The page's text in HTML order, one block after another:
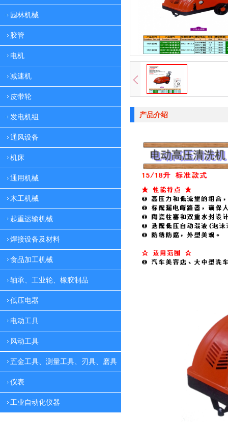
园林机械
胶管
电机
减速机
皮带轮
发电机组
通风设备
机床
通用机械
木工机械
起重运输机械
焊接设备及材料
食品加工机械
轴承、工业轮、橡胶制品
低压电器
电动工具
风动工具
五金工具、测量工具、刃具、磨具
仪表
工业自动化仪器
产品介绍